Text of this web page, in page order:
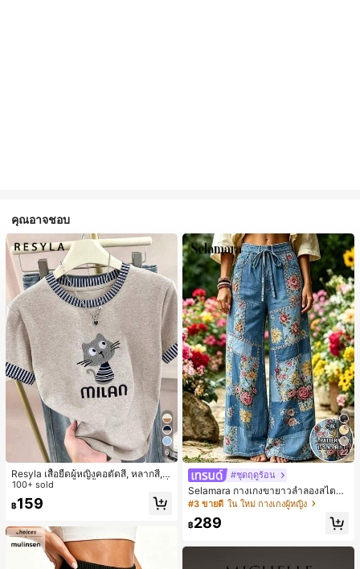
คุณอาจชอบ
6
Resyla เสื้อยืดผู้หญิงคอตัดสี, หลากสี, ล
ายพิมพ์แมวน่ารัก, เสื้อสำหรับออกไปเที่
ยวฤดูร้อน, ดีไซน์กราฟิก, ความรู้สึกพรีเ
มียม, ลำลองอเนกประสงค์, สวมใส่ประ
เสื้อผ้ากลางแจ้ง
100+ sold
฿159
22
#ชุดฤดูร้อน
Selamara กางเกงขายาวลำลองสไตล์โ
บฮีเมียนสำหรับพักผ่อน สีกากี ผิวสัมผัส
มีเท็กซ์เจอร์ เอวสูงทรงหลวม เอวยางยืด
พร้อมเชือกรูด ทรงขาตรงทิ้งตัว ขากว้า
ดินทาง
#3 ขายดี ใน ใหม่ กางเกงผู้หญิง
฿289